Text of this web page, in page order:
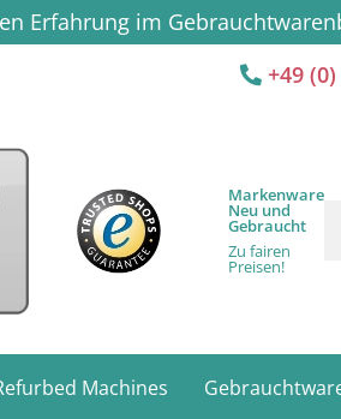
Erfahrung im
+49
Markenware
Neu und
Gebraucht
Zu fairen
Preisen!
Machines